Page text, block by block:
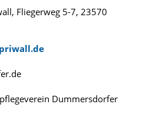
Fliegerweg 5-7, 23570
Dummersdorfer